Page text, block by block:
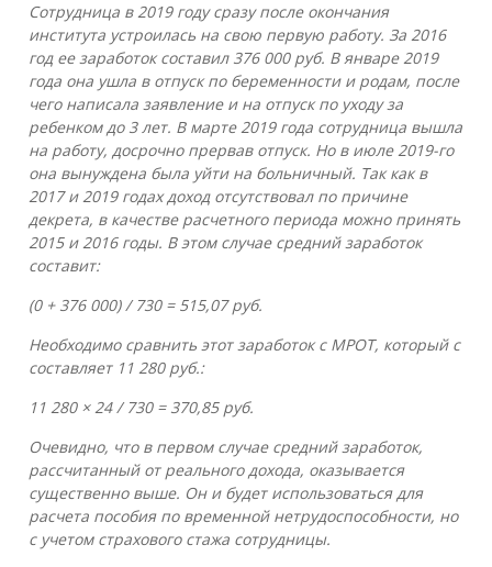
Сотрудница в 2019 году сразу после окончания
института устроилась на свою первую работу. За 2016
год ее заработок составил 376 000 руб. В январе 2019
года она ушла в отпуск по беременности и родам, после
чего написала заявление и на отпуск по уходу за
ребенком до 3 лет. В марте 2019 года сотрудница вышла
на работу, досрочно прервав отпуск. Но в июле 2019-го
она вынуждена была уйти на больничный. Так как в
2017 и 2019 годах доход отсутствовал по причине
декрета, в качестве расчетного периода можно принять
2015 и 2016 годы. В этом случае средний заработок
составит:
(0 + 376 000) / 730 = 515,07 руб.
Необходимо сравнить этот заработок с МРОТ, который с
составляет 11 280 руб.:
11 280 × 24 / 730 = 370,85 руб.
Очевидно, что в первом случае средний заработок,
рассчитанный от реального дохода, оказывается
существенно выше. Он и будет использоваться для
расчета пособия по временной нетрудоспособности, но
с учетом страхового стажа сотрудницы.